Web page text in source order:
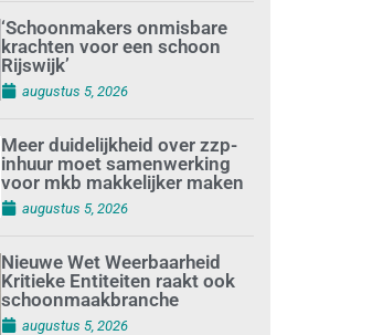
‘Schoonmakers onmisbare
krachten voor een schoon
Rijswijk’
augustus 5, 2026
Meer duidelijkheid over zzp-
inhuur moet samenwerking
voor mkb makkelijker maken
augustus 5, 2026
Nieuwe Wet Weerbaarheid
Kritieke Entiteiten raakt ook
schoonmaakbranche
augustus 5, 2026